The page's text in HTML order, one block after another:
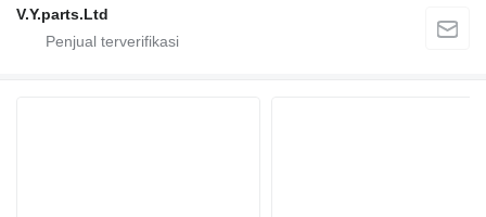
V.Y.parts.Ltd